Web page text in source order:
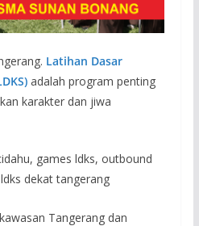
Latihan Dasar
adalah program penting
karakter dan jiwa
Tangerang dan